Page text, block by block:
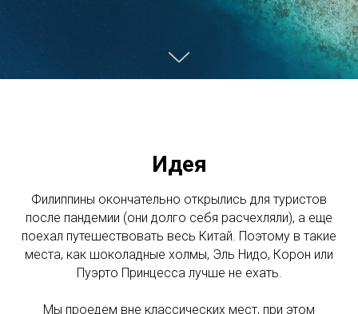
Идея
Филиппины окончательно открылись для туристов
после пандемии (они долго себя расчехляли), а еще
поехал путешествовать весь Китай. Поэтому в такие
места, как шоколадные холмы, Эль Нидо, Корон или
Пуэрто Принцесса лучше не ехать.
Мы проедем вне классических мест, при этом